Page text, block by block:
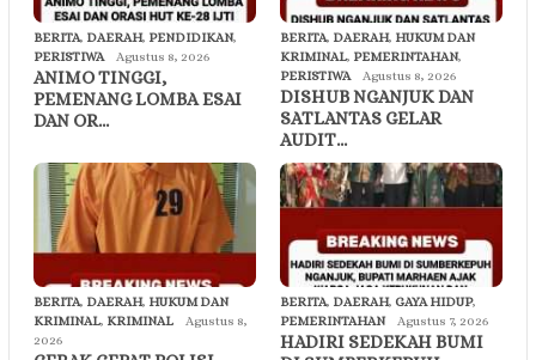
BERITA, DAERAH, PENDIDIKAN,
PERISTIWA
Agustus 8, 2026
ANIMO TINGGI,
PEMENANG LOMBA ESAI
DAN OR…
BERITA, DAERAH, HUKUM DAN
KRIMINAL, PEMERINTAHAN,
PERISTIWA
Agustus 8, 2026
DISHUB NGANJUK DAN
SATLANTAS GELAR
AUDIT…
BERITA, DAERAH, HUKUM DAN
KRIMINAL, KRIMINAL
Agustus 8,
2026
BERITA, DAERAH, GAYA HIDUP,
PEMERINTAHAN
Agustus 7, 2026
HADIRI SEDEKAH BUMI